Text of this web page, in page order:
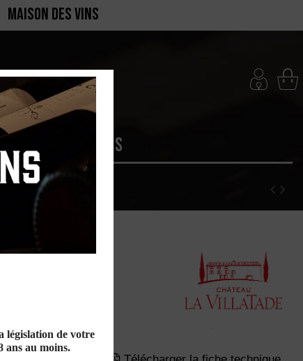
législation de votre
ans au moins.
MAISON DES VINS
PRODUCTEURS
AOP